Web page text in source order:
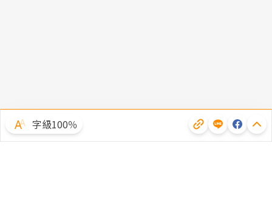
字級100％